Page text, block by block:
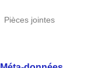
Pièces jointes